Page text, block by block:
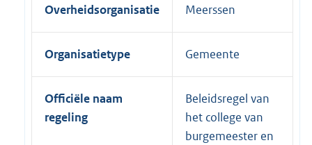
Overheidsorganisatie Meerssen
Organisatietype Gemeente
Officiële naam
regeling
Beleidsregel van
het college van
burgemeester en